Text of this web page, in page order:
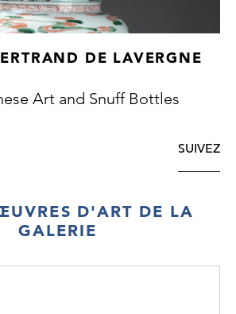
DE LAVERGNE
Art and Snuff Bottles
SUIVEZ
D'ART DE LA
GALERIE